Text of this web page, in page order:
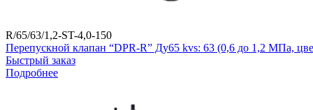
R/65/63/1,2-ST-4,0-150
Перепускной клапан “DPR-R” Ду65 kvs: 63 (0,6 до 1,2 МПа,
Быстрый заказ
Подробнее